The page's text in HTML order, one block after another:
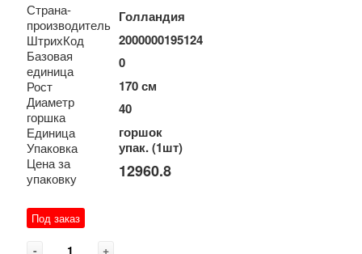
Страна-
производитель Голландия
ШтрихКод 2000000195124
Базовая
единица
0
Рост 170 см
Диаметр
горшка
40
Единица горшок
Упаковка упак. (1шт)
Цена за
упаковку
12960.8
Под заказ
- +